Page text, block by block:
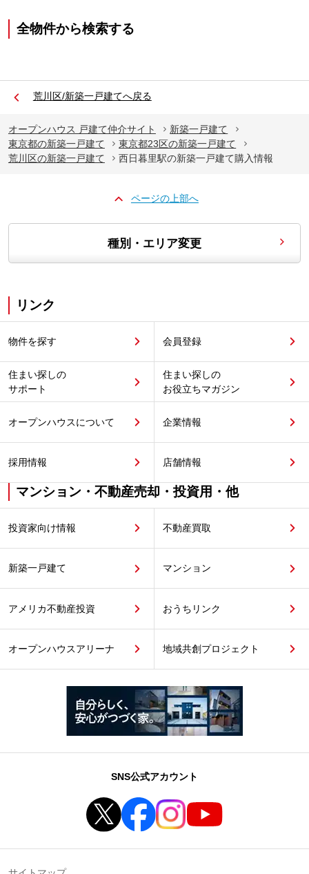
全物件から検索する
荒川区/新築一戸建てへ戻る
オープンハウス 戸建て仲介サイト
新築一戸建て
東京都の新築一戸建て
東京都23区の新築一戸建て
荒川区の新築一戸建て
西日暮里駅の新築一戸建て購入情報
ページの上部へ
種別・エリア変更
リンク
物件を探す 会員登録
住まい探しの
サポート
住まい探しの
お役立ちマガジン
オープンハウスについて 企業情報
採用情報 店舗情報
マンション・不動産売却・投資用・他
投資家向け情報 不動産買取
新築一戸建て マンション
アメリカ不動産投資 おうちリンク
オープンハウスアリーナ 地域共創プロジェクト
SNS公式アカウント